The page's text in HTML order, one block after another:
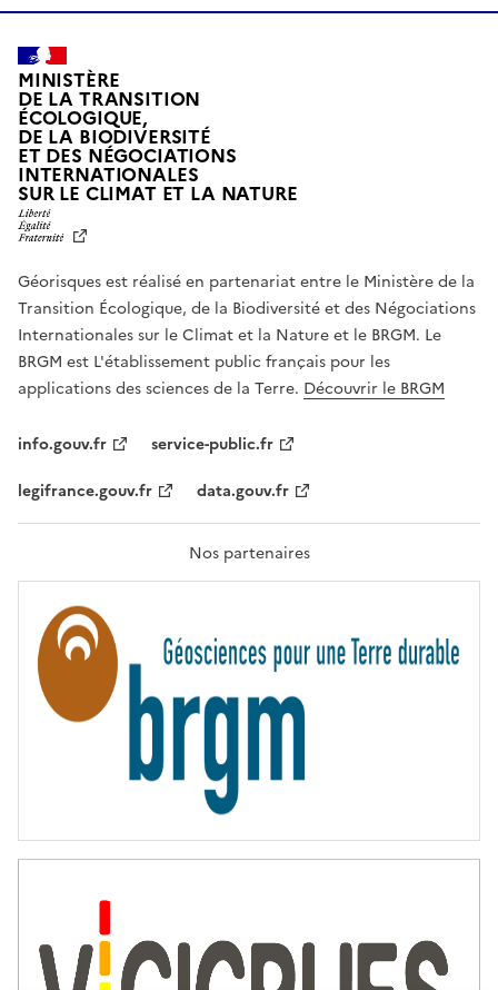
MINISTÈRE
DE LA TRANSITION
ÉCOLOGIQUE,
DE LA BIODIVERSITÉ
ET DES NÉGOCIATIONS
INTERNATIONALES
SUR LE CLIMAT ET LA NATUREL
T
É
,
É
G
A
L
F
A
T
R
T
É
Géorisques est réalisé en partenariat entre le Ministère de la
Transition Écologique, de la Biodiversité et des Négociations
Internationales sur le Climat et la Nature et le BRGM. Le
BRGM est L'établissement public français pour les
applications des sciences de la Terre. Découvrir le BRGM
info.gouv.fr
service-public.fr
legifrance.gouv.fr
data.gouv.fr
Nos partenaires